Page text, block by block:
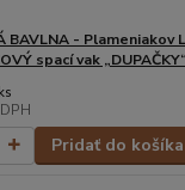
BAVLNA - Plameniakov
spací vak
Pridať do košíka